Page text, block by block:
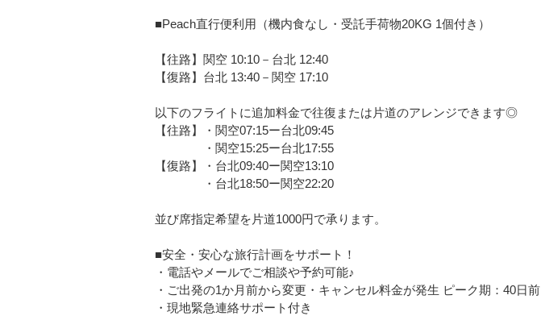
■Peach直行便利用（機内食なし・受託手荷物20KG 1個付き）
【往路】関空 10:10－台北 12:40
【復路】台北 13:40－関空 17:10
以下のフライトに追加料金で往復または片道のアレンジできます◎
【往路】・関空07:15ー台北09:45
・関空15:25ー台北17:55
【復路】・台北09:40ー関空13:10
・台北18:50ー関空22:20
並び席指定希望を片道1000円で承ります。
■安全・安心な旅行計画をサポート！
・電話やメールでご相談や予約可能♪
・ご出発の1か月前から変更・キャンセル料金が発生 ピーク期：40日前
・現地緊急連絡サポート付き